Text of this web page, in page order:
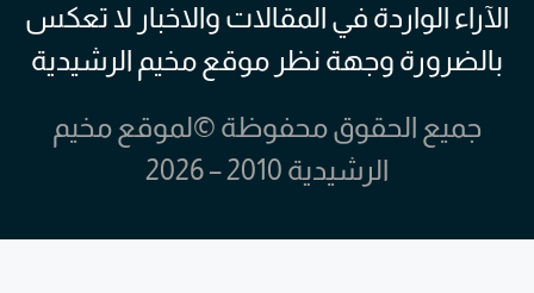
الآراء الواردة في المقالات والاخبار لا تعكس
بالضرورة وجهة نظر موقع مخيم الرشيدية
جميع الحقوق محفوظة ©لموقع مخيم
الرشيدية 2010 – 2026